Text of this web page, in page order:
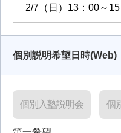
個別説明希望日時(Web)
個別入塾説明会 個